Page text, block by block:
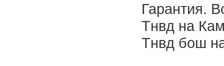
Гарантия.
Тнвд на
Тнвд бош